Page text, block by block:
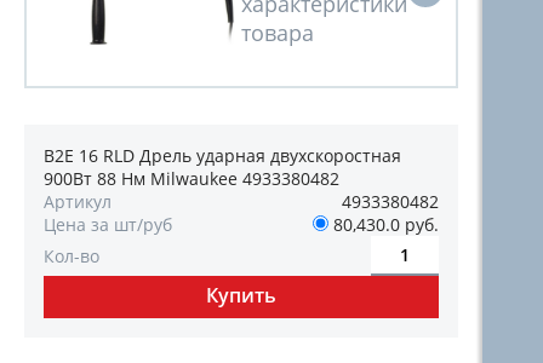
B2E 16 RLD Дрель ударная двухскоростная
900Вт 88 Нм Milwaukee 4933380482
Артикул
4933380482
Цена за шт/руб
80,430.0 руб.
Кол-во